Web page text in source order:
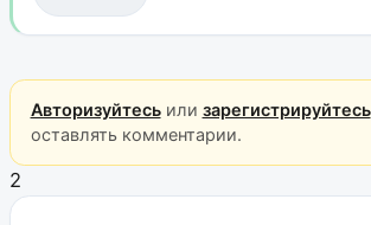
Авторизуйтесьили зарегистрируйтесь
оставлять комментарии.
2